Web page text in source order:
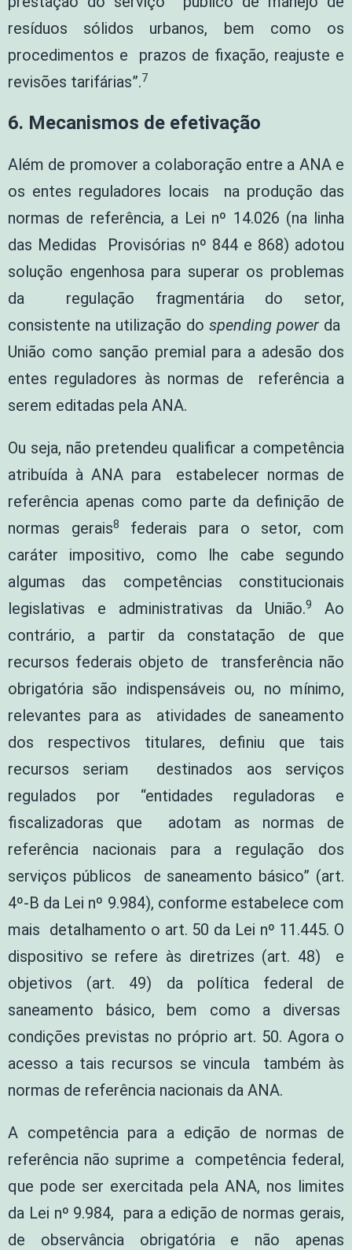
resíduos sólidos urbanos, bem como os
procedimentos e prazos de fixação, reajuste e
revisões tarifárias”.7
6. Mecanismos de efetivação
Além de promover a colaboração entre a ANA e
os entes reguladores locais na produção das
normas de referência, a Lei nº 14.026 (na linha
das Medidas Provisórias nº 844 e 868) adotou
solução engenhosa para superar os problemas
da regulação fragmentária do setor,
consistente na utilização do spending power da
União como sanção premial para a adesão dos
entes reguladores às normas de referência a
serem editadas pela ANA.
Ou seja, não pretendeu qualificar a competência
atribuída à ANA para estabelecer normas de
referência apenas como parte da definição de
normas gerais8
federais para o setor, com
caráter impositivo, como lhe cabe segundo
algumas das competências constitucionais
legislativas e administrativas da União.9
Ao
contrário, a partir da constatação de que
recursos federais objeto de transferência não
obrigatória são indispensáveis ou, no mínimo,
relevantes para as atividades de saneamento
dos respectivos titulares, definiu que tais
recursos seriam destinados aos serviços
regulados por “entidades reguladoras e
fiscalizadoras que adotam as normas de
referência nacionais para a regulação dos
serviços públicos de saneamento básico” (art.
4º-B da Lei nº 9.984), conforme estabelece com
mais detalhamento o art. 50 da Lei nº 11.445. O
dispositivo se refere às diretrizes (art. 48) e
objetivos (art. 49) da política federal de
saneamento básico, bem como a diversas
condições previstas no próprio art. 50. Agora o
acesso a tais recursos se vincula também às
normas de referência nacionais da ANA.
A competência para a edição de normas de
referência não suprime a competência federal,
que pode ser exercitada pela ANA, nos limites
da Lei nº 9.984, para a edição de normas gerais,
de observância obrigatória e não apenas